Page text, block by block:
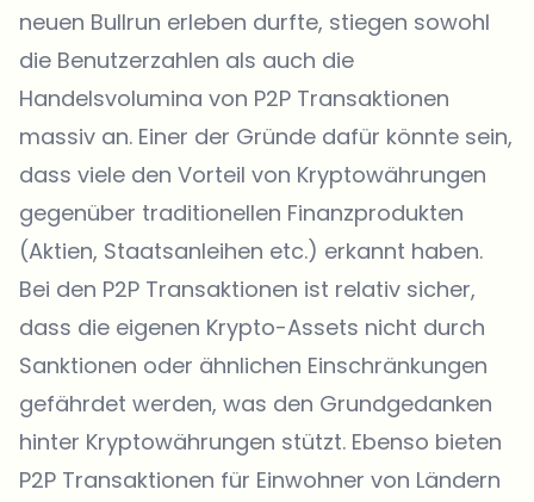
neuen Bullrun erleben durfte, stiegen sowohl
die Benutzerzahlen als auch die
Handelsvolumina von P2P Transaktionen
massiv an. Einer der Gründe dafür könnte sein,
dass viele den Vorteil von Kryptowährungen
gegenüber traditionellen Finanzprodukten
(Aktien, Staatsanleihen etc.) erkannt haben.
Bei den P2P Transaktionen ist relativ sicher,
dass die eigenen Krypto-Assets nicht durch
Sanktionen oder ähnlichen Einschränkungen
gefährdet werden, was den Grundgedanken
hinter Kryptowährungen stützt. Ebenso bieten
P2P Transaktionen für Einwohner von Ländern